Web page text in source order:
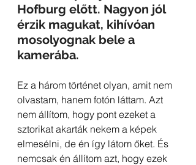
Hofburg előtt. Nagyon jól
érzik magukat, kihívóan
mosolyognak bele a
kamerába.
Ez a három történet olyan, amit nem
olvastam, hanem fotón láttam. Azt
nem állítom, hogy pont ezeket a
sztorikat akarták nekem a képek
elmesélni, de én így látom őket. És
nemcsak én állítom azt, hogy ezek